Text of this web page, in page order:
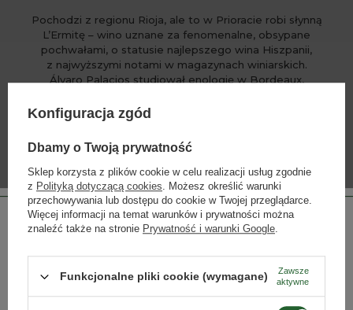
Pochodzi z regionu Rioja, ale to w Prioracie robi słynną
L’Ermitę – wino uznane za fenomenalne, obsypane
pochwałami, o statusie najlepszego wina Hiszpanii,
z najwyższymi notami w magazynach winiarskich.
Álvaro Palacios studiował enologię w Bordeaux,
w sławnej winnicy Château Pétrus. W 2015 roku został
okrzyknięty Człowiekiem Roku przez magazyn winiarski
„Decanter”.
WIĘCEJ
INNE PRODUKTY PRODUCENTA
Lista alkoholi producenta
Konfiguracja zgód
Dbamy o Twoją prywatność
Sklep korzysta z plików cookie w celu realizacji usług zgodnie
z Polityką dotyczącą cookies. Możesz określić warunki
przechowywania lub dostępu do cookie w Twojej przeglądarce.
Więcej informacji na temat warunków i prywatności można
znaleźć także na stronie Prywatność i warunki Google.
Funkcjonalne pliki cookie (wymagane)
Zawsze
aktywne